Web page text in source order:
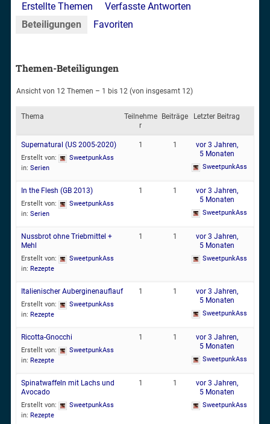
Erstellte Themen
Verfasste Antworten
Beteiligungen
Favoriten
Themen-Beteiligungen
Ansicht von 12 Themen – 1 bis 12 (von insgesamt 12)
Thema
Teilnehme
r
Beiträge Letzter Beitrag
Supernatural (US 2005-2020)
Erstellt von:
SweetpunkAss
in:Serien
1 1
vor 3 Jahren,
5 Monaten
SweetpunkAss
In the Flesh (GB 2013)
Erstellt von:
SweetpunkAss
in:Serien
1 1
vor 3 Jahren,
5 Monaten
SweetpunkAss
Nussbrot ohne Triebmittel +
Mehl
Erstellt von:
SweetpunkAss
in: Rezepte
1 1
vor 3 Jahren,
5 Monaten
SweetpunkAss
Italienischer Auberginenauflauf
Erstellt von:
SweetpunkAss
in: Rezepte
1 1
vor 3 Jahren,
5 Monaten
SweetpunkAss
Ricotta-Gnocchi
Erstellt von:
SweetpunkAss
in: Rezepte
1 1
vor 3 Jahren,
5 Monaten
SweetpunkAss
Spinatwaffeln mit Lachs und
Avocado
Erstellt von:
SweetpunkAss
in: Rezepte
1 1
vor 3 Jahren,
5 Monaten
SweetpunkAss